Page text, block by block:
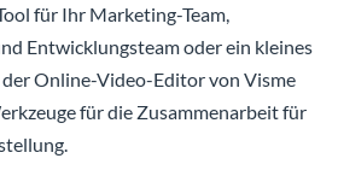
für Ihr Marketing-Team,
Entwicklungsteam oder ein kleines
Online-Video-Editor von Visme
für die Zusammenarbeit für